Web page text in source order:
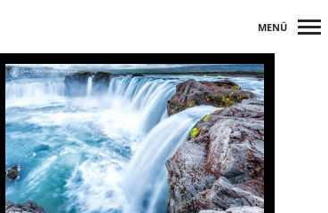
Primär-
Navigation
MENÜ
+